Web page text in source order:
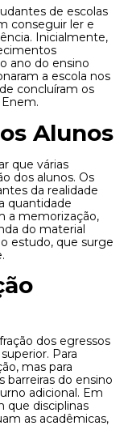
de escolas
conseguir ler e
Inicialmente,
ano do ensino
a escola nos
concluíram os
Alunos
que várias
dos alunos. Os
da realidade
quantidade
a memorização,
do material
estudo, que surge
dos egressos
Para
mas para
barreiras do ensino
adicional. Em
que disciplinas
as acadêmicas,